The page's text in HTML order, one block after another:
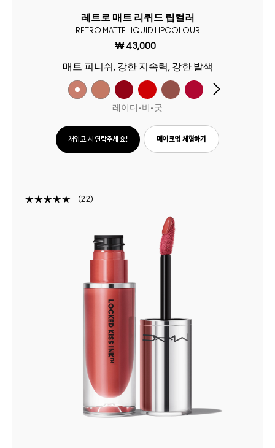
레트로 매트 리퀴드 립컬러
RETRO MATTE LIQUID LIPCOLOUR
₩ 43,000
매트 피니쉬, 강한 지속력, 강한 발색
레이디-비-굿
재입고 시 연락주세요! 메이크업 체험하기
22